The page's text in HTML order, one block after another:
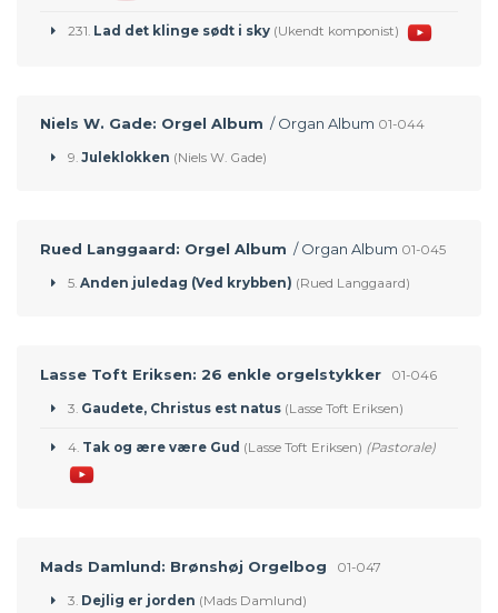
231. Lad det klinge sødt i sky(Ukendt komponist)
Niels W. Gade: Orgel Album / Organ Album 01-044
9. Juleklokken (Niels W. Gade)
Rued Langgaard: Orgel Album / Organ Album 01-045
5. Anden juledag (Ved krybben) (Rued Langgaard)
Lasse Toft Eriksen: 26 enkle orgelstykker 01-046
3. Gaudete, Christus est natus(Lasse Toft Eriksen)
4. Tak og ære være Gud (Lasse Toft Eriksen) (Pastorale)
Mads Damlund: Brønshøj Orgelbog 01-047
3. Dejlig er jorden (Mads Damlund)